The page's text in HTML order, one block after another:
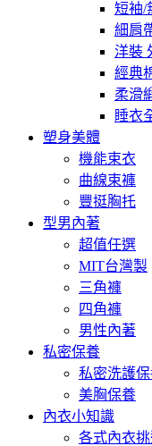
短袖/
細肩
洋裝
經典
柔滑
睡衣
塑身美體
機能束衣
曲線束褲
豐挺胸托
型男內著
超值任選
MIT台灣製
三角褲
四角褲
男性內著
私密保養
私密洗護
美胸保養
內衣小知識
各式內衣